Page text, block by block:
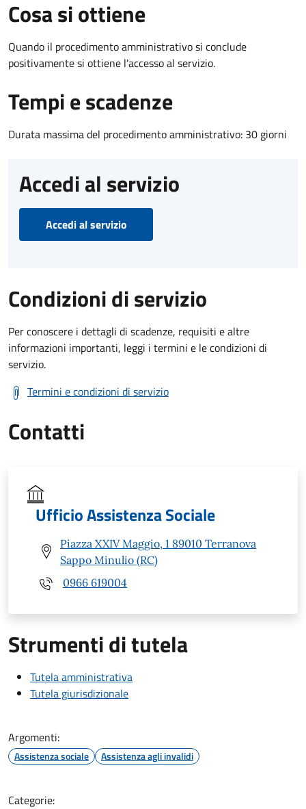
Cosa si ottiene
Quando il procedimento amministrativo si conclude
positivamente si ottiene l'accesso al servizio.
Tempi e scadenze
Durata massima del procedimento amministrativo: 30 giorni
Accedi al servizio
Accedi al servizio
Condizioni di servizio
Per conoscere i dettagli di scadenze, requisiti e altre
informazioni importanti, leggi i termini e le condizioni di
servizio.
Termini e condizioni di servizio
Contatti
Ufficio Assistenza Sociale
Piazza XXIV Maggio, 1 89010 Terranova
Sappo Minulio (RC)
0966 619004
Strumenti di tutela
Tutela amministrativa
Tutela giurisdizionale
Argomenti:
Assistenza sociale Assistenza agli invalidi
Categorie: